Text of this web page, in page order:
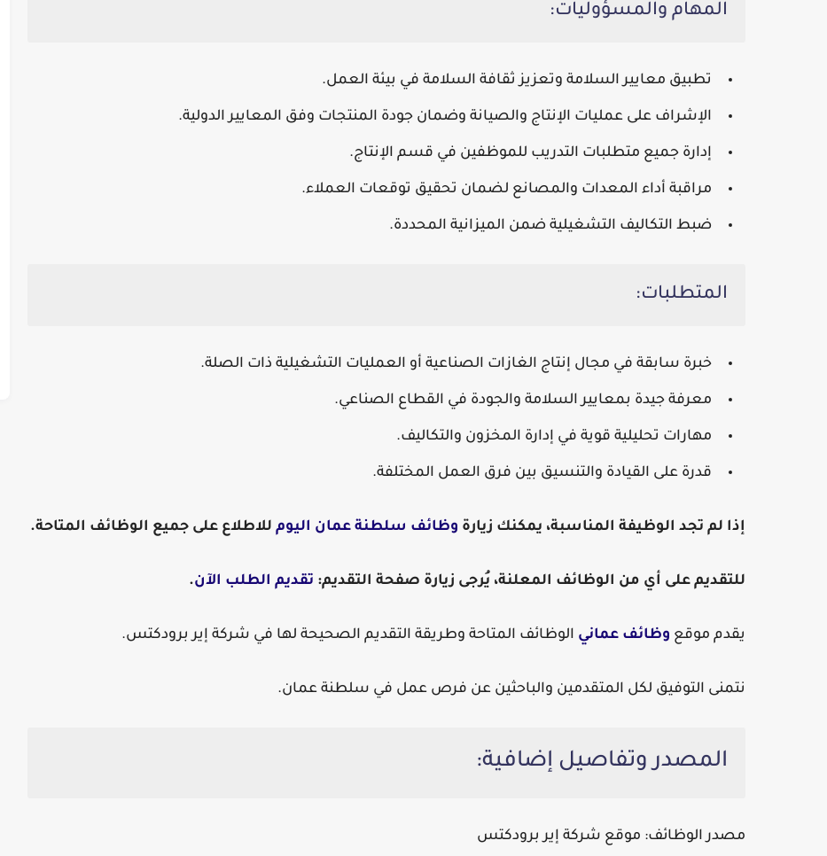
المهام والمسؤوليات:
تطبيق معايير السلامة وتعزيز ثقافة السلامة في بيئة العمل.
الإشراف على عمليات الإنتاج والصيانة وضمان جودة المنتجات وفق المعايير الدولية.
إدارة جميع متطلبات التدريب للموظفين في قسم الإنتاج.
مراقبة أداء المعدات والمصانع لضمان تحقيق توقعات العملاء.
ضبط التكاليف التشغيلية ضمن الميزانية المحددة.
المتطلبات:
خبرة سابقة في مجال إنتاج الغازات الصناعية أو العمليات التشغيلية ذات الصلة.
معرفة جيدة بمعايير السلامة والجودة في القطاع الصناعي.
مهارات تحليلية قوية في إدارة المخزون والتكاليف.
قدرة على القيادة والتنسيق بين فرق العمل المختلفة.
إذا لم تجد الوظيفة المناسبة، يمكنك زيارة وظائف سلطنة عمان اليوم للاطلاع على جميع الوظائف المتاحة.
للتقديم على أي من الوظائف المعلنة، يُرجى زيارة صفحة التقديم: تقديم الطلب الآن.
يقدم موقع وظائف عماني الوظائف المتاحة وطريقة التقديم الصحيحة لها في شركة إير برودكتس.
نتمنى التوفيق لكل المتقدمين والباحثين عن فرص عمل في سلطنة عمان.
المصدر وتفاصيل إضافية:
مصدر الوظائف: موقع شركة إير برودكتس